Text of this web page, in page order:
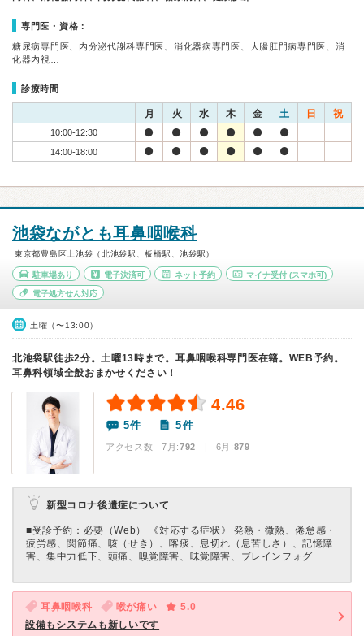
専門医・資格：
糖尿病専門医、内分泌代謝科専門医、消化器病専門医、大腸肛門病専門医、消
化器内視…
診療時間
月 火 水 木 金 土 日 祝
10:00-12:30
14:00-18:00
池袋ながとも耳鼻咽喉科
東京都豊島区上池袋（北池袋駅、板橋駅、池袋駅）
駐車場あり 電子決済可 ネット予約 マイナ受付 (スマホ可)
電子処方せん対応
土曜（〜13:00）
北池袋駅徒歩2分。土曜13時まで。耳鼻咽喉科専門医在籍。WEB予約。
耳鼻科領域全般おまかせください！
4.46
5件 5件
アクセス数 7月:792 | 6月:879
新型コロナ後遺症について
■受診予約：必要（Web） 《対応する症状》 発熱・微熱、倦怠感・
疲労感、関節痛、咳（せき）、喀痰、息切れ（息苦しさ）、記憶障
害、集中力低下、頭痛、嗅覚障害、味覚障害、ブレインフォグ
耳鼻咽喉科 喉が痛い
5.0
設備もシステムも新しいです